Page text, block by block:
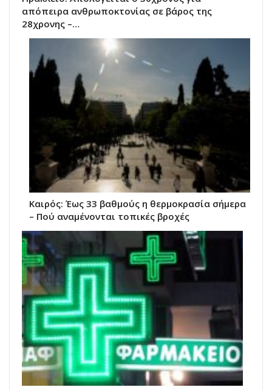
απόπειρα ανθρωποκτονίας σε βάρος της
28χρονης –…
Καιρός: Έως 33 βαθμούς η θερμοκρασία σήμερα
– Πού αναμένονται τοπικές βροχές